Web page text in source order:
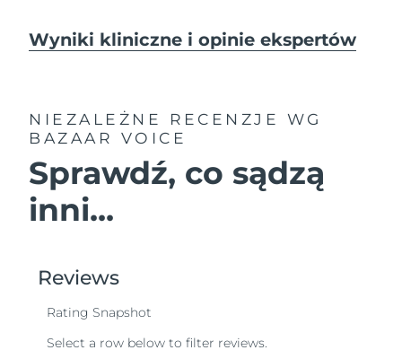
Wyniki kliniczne i opinie ekspertów
NIEZALEŻNE RECENZJE
WG
BAZAAR VOICE
Sprawdź, co sądzą
inni...